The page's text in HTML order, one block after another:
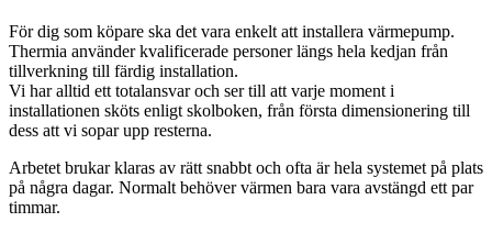
För dig som köpare ska det vara enkelt att installera värmepump.
Thermia använder kvalificerade personer längs hela kedjan från
tillverkning till färdig installation.
Vi har alltid ett totalansvar och ser till att varje moment i
installationen sköts enligt skolboken, från första dimensionering till
dess att vi sopar upp resterna.
Arbetet brukar klaras av rätt snabbt och ofta är hela systemet på plats
på några dagar. Normalt behöver värmen bara vara avstängd ett par
timmar.